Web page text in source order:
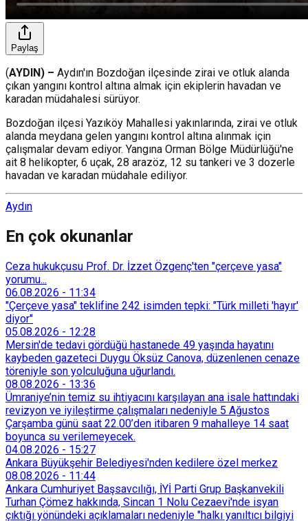
Paylaş
(AYDIN) – Aydın'ın Bozdoğan ilçesinde zirai ve otluk alanda
çıkan yangını kontrol altına almak için ekiplerin havadan ve
karadan müdahalesi sürüyor.
Bozdoğan ilçesi Yazıköy Mahallesi yakınlarında, zirai ve otluk
alanda meydana gelen yangını kontrol altına alınmak için
çalışmalar devam ediyor. Yangına Orman Bölge Müdürlüğü'ne
ait 8 helikopter, 6 uçak, 28 arazöz, 12 su tankeri ve 3 dozerle
havadan ve karadan müdahale ediliyor.
Aydın
En çok okunanlar
Ceza hukukçusu Prof. Dr. İzzet Özgenç'ten "çerçeve yasa"
yorumu...
06.08.2026 - 11:34
"Çerçeve yasa" teklifine 242 isimden tepki: "Türk milleti 'hayır'
diyor"
05.08.2026 - 12:28
Mersin'de tedavi gördüğü hastanede 49 yaşında hayatını
kaybeden gazeteci Duygu Öksüz Canova, düzenlenen cenaze
töreniyle son yolculuğuna uğurlandı.
08.08.2026 - 13:36
Ümraniye’nin temiz su ihtiyacını karşılayan ana isale hattındaki
revizyon ve iyileştirme çalışmaları nedeniyle 5 Ağustos
Çarşamba günü saat 22.00’den itibaren 9 mahalleye 14 saat
boyunca su verilemeyecek.
04.08.2026 - 15:27
Ankara Büyükşehir Belediyesi'nden kedilere özel merkez
08.08.2026 - 11:44
Ankara Cumhuriyet Başsavcılığı, İYİ Parti Grup Başkanvekili
Turhan Çömez hakkında, Sincan 1 Nolu Cezaevi'nde isyan
çıktığı yönündeki açıklamaları nedeniyle "halkı yanıltıcı bilgiyi